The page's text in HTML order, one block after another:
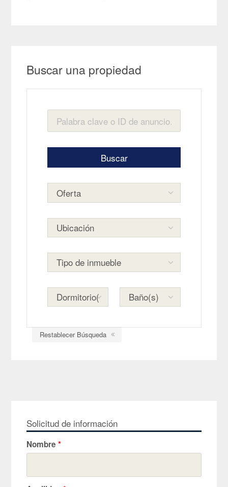
Buscar una propiedad
Restablecer Búsqueda
Solicitud de información
Nombre*